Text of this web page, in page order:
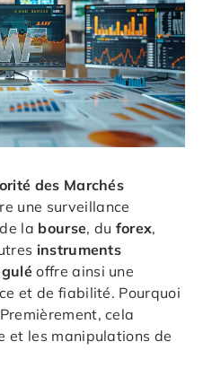
des Marchés
une surveillance
la bourse, du forex,
instruments
offre ainsi une
et de fiabilité. Pourquoi
cela
et les manipulations de